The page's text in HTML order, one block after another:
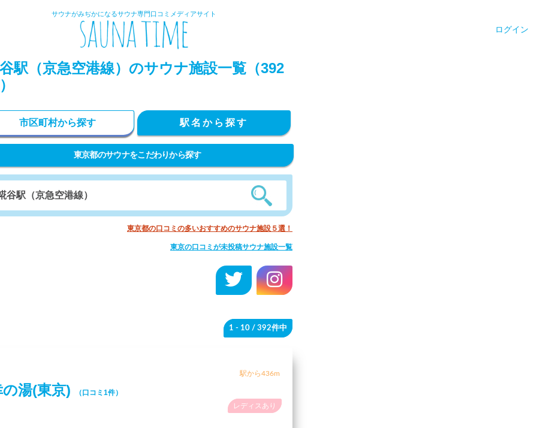
サウナがみぢかになるサウナ専門口コミメディアサイト
ログイン
駅（京急空港線）のサウナ施設一覧（392
市区町村から探す 駅名から探す
東京都のサウナをこだわりから探す
東京都の口コミの多いおすすめのサウナ施設５選！
東京の口コミが未投稿サウナ施設一覧
1 - 10 / 392件中
駅から436m
の湯(東京) （口コミ1件）
レディスあり